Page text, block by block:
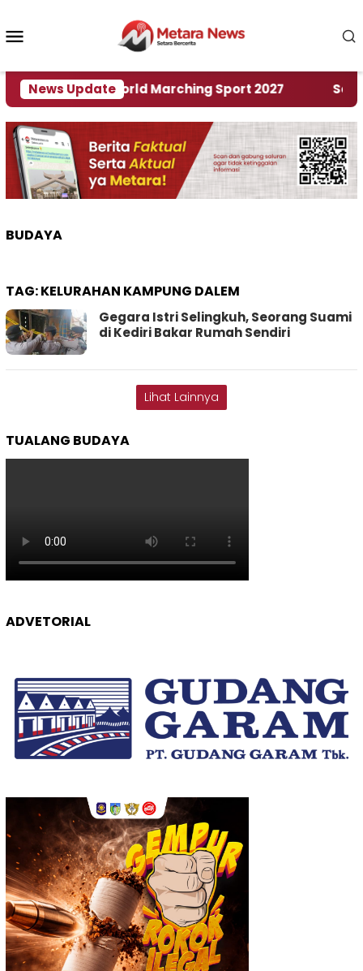
konten
News Update
Rumah World Marching Sport 2027 ‎Soal
BUDAYA
TAG:KELURAHAN KAMPUNG DALEM
Gegara Istri Selingkuh, Seorang Suami
di Kediri Bakar Rumah Sendiri
Lihat Lainnya
TUALANG BUDAYA
ADVETORIAL